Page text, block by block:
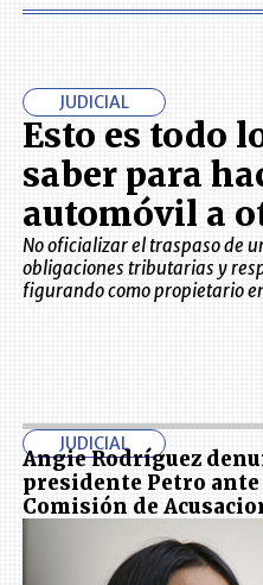
JUDICIAL
Esto es todo
saber para
automóvil a
No oficializar el traspaso de
obligaciones tributarias y
figurando como propietario
JUDICIAL
Angie Rodríguez
presidente Petro ante
Comisión de